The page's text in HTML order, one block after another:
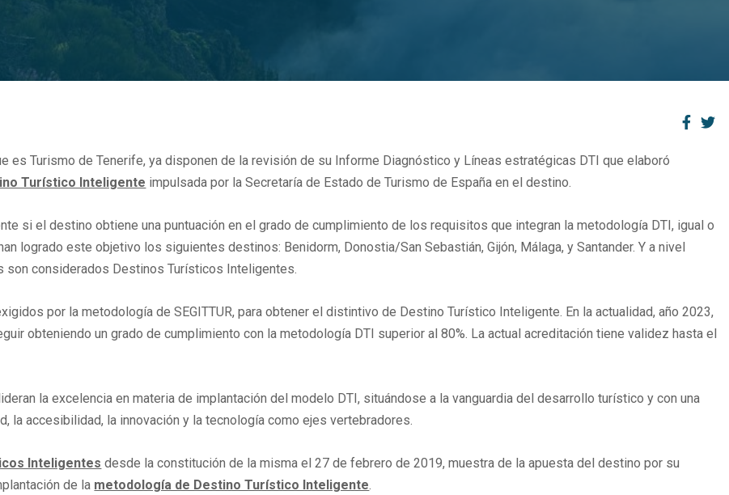
es Turismo de Tenerife, ya disponen de la revisión de su Informe Diagnóstico y Líneas estratégicas DTI que elaboró
Turístico Inteligente impulsada por la Secretaría de Estado de Turismo de España en el destino.
si el destino obtiene una puntuación en el grado de cumplimiento de los requisitos que integran la metodología DTI, igual o
logrado este objetivo los siguientes destinos: Benidorm, Donostia/San Sebastián, Gijón, Málaga, y Santander. Y a nivel
son considerados Destinos Turísticos Inteligentes.
por la metodología de SEGITTUR, para obtener el distintivo de Destino Turístico Inteligente. En la actualidad, año 2023,
obteniendo un grado de cumplimiento con la metodología DTI superior al 80%. La actual acreditación tiene validez hasta el
la excelencia en materia de implantación del modelo DTI, situándose a la vanguardia del desarrollo turístico y con una
la accesibilidad, la innovación y la tecnología como ejes vertebradores.
Inteligentes desde la constitución de la misma el 27 de febrero de 2019, muestra de la apuesta del destino por su
de la metodología de Destino Turístico Inteligente.